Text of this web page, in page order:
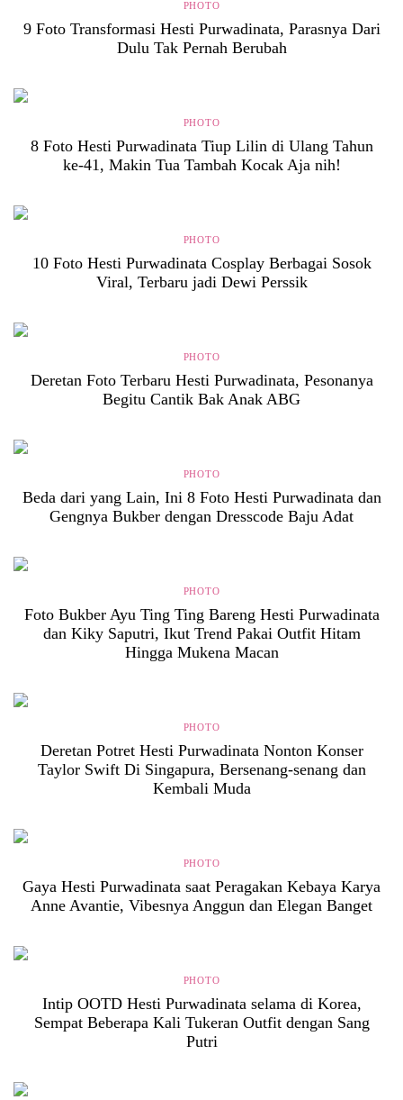
PHOTO
9 Foto Transformasi Hesti Purwadinata, Parasnya Dari
Dulu Tak Pernah Berubah
PHOTO
8 Foto Hesti Purwadinata Tiup Lilin di Ulang Tahun
ke-41, Makin Tua Tambah Kocak Aja nih!
PHOTO
10 Foto Hesti Purwadinata Cosplay Berbagai Sosok
Viral, Terbaru jadi Dewi Perssik
PHOTO
Deretan Foto Terbaru Hesti Purwadinata, Pesonanya
Begitu Cantik Bak Anak ABG
PHOTO
Beda dari yang Lain, Ini 8 Foto Hesti Purwadinata dan
Gengnya Bukber dengan Dresscode Baju Adat
PHOTO
Foto Bukber Ayu Ting Ting Bareng Hesti Purwadinata
dan Kiky Saputri, Ikut Trend Pakai Outfit Hitam
Hingga Mukena Macan
PHOTO
Deretan Potret Hesti Purwadinata Nonton Konser
Taylor Swift Di Singapura, Bersenang-senang dan
Kembali Muda
PHOTO
Gaya Hesti Purwadinata saat Peragakan Kebaya Karya
Anne Avantie, Vibesnya Anggun dan Elegan Banget
PHOTO
Intip OOTD Hesti Purwadinata selama di Korea,
Sempat Beberapa Kali Tukeran Outfit dengan Sang
Putri